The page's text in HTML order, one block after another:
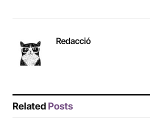
Redacció
Related Posts